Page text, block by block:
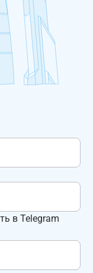
в Telegram